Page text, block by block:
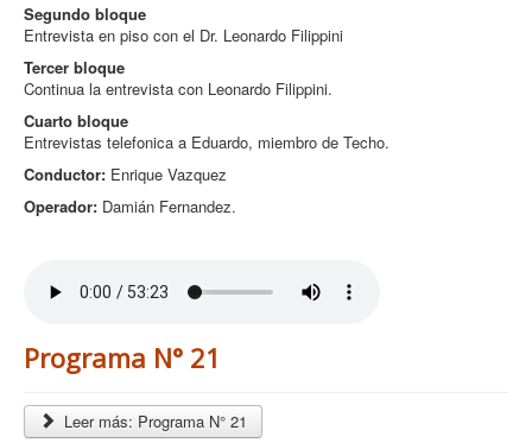
Segundo bloque
Entrevista en piso con el Dr. Leonardo Filippini
Tercer bloque
Continua la entrevista con Leonardo Filippini.
Cuarto bloque
Entrevistas telefonica a Eduardo, miembro de Techo.
Conductor: Enrique Vazquez
Operador: Damián Fernandez.
Programa N° 21
Leer más: Programa N° 21